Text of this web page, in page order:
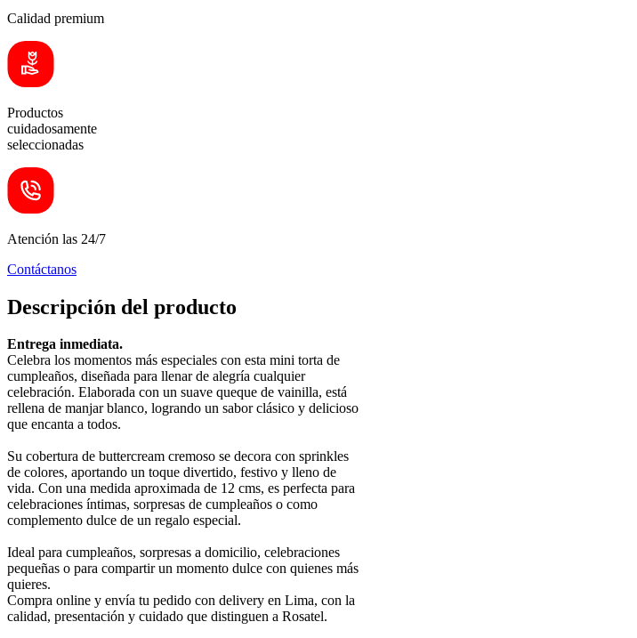
Calidad premium
Productos
cuidadosamente
seleccionadas
Atención las 24/7
Contáctanos
Descripción del producto
Entrega inmediata.
Celebra los momentos más especiales con esta mini torta de
cumpleaños, diseñada para llenar de alegría cualquier
celebración. Elaborada con un suave queque de vainilla, está
rellena de manjar blanco, logrando un sabor clásico y delicioso
que encanta a todos.
Su cobertura de buttercream cremoso se decora con sprinkles
de colores, aportando un toque divertido, festivo y lleno de
vida. Con una medida aproximada de 12 cms, es perfecta para
celebraciones íntimas, sorpresas de cumpleaños o como
complemento dulce de un regalo especial.
Ideal para cumpleaños, sorpresas a domicilio, celebraciones
pequeñas o para compartir un momento dulce con quienes más
quieres.
Compra online y envía tu pedido con delivery en Lima, con la
calidad, presentación y cuidado que distinguen a Rosatel.